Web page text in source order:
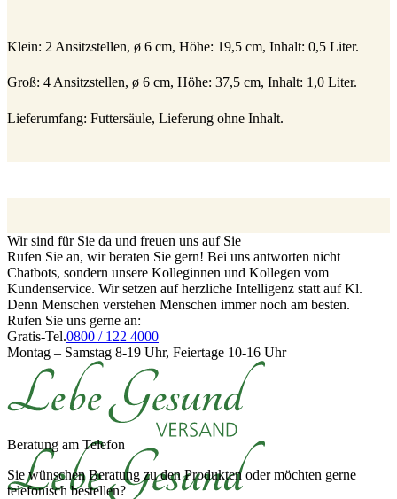
Klein: 2 Ansitzstellen, ø 6 cm, Höhe: 19,5 cm, Inhalt: 0,5 Liter.
Groß: 4 Ansitzstellen, ø 6 cm, Höhe: 37,5 cm, Inhalt: 1,0 Liter.
Lieferumfang: Futtersäule, Lieferung ohne Inhalt.
Wir sind für Sie da und freuen uns auf Sie
Rufen Sie an, wir beraten Sie gern! Bei uns antworten nicht
Chatbots, sondern unsere Kolleginnen und Kollegen vom
Kundenservice. Wir setzen auf herzliche Intelligenz statt auf Kl.
Denn Menschen verstehen Menschen immer noch am besten.
Rufen Sie uns gerne an:
Gratis-Tel.0800 / 122 4000
Montag – Samstag 8-19 Uhr, Feiertage 10-16 Uhr
Beratung am Telefon
Sie wünschen Beratung zu den Produkten oder möchten gerne
telefonisch bestellen?